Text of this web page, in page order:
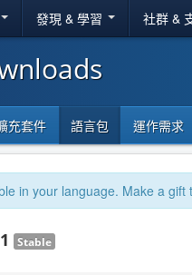
發現 & 學習 社群 &
充套件 語言包 運作需求
in your language. Make a
Stable